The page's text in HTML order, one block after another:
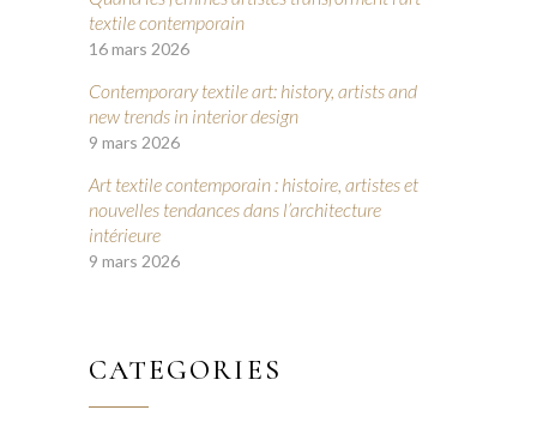
textile contemporain
16 mars 2026
Contemporary textile art: history, artists and
new trends in interior design
9 mars 2026
Art textile contemporain : histoire, artistes et
nouvelles tendances dans l’architecture
intérieure
9 mars 2026
CATEGORIES